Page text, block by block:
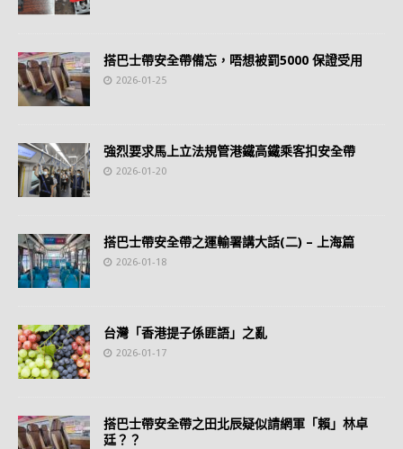
搭巴士帶安全帶備忘，唔想被罰5000 保證受用
2026-01-25
強烈要求馬上立法規管港鐵高鐵乘客扣安全帶
2026-01-20
搭巴士帶安全帶之運輸署講大話(二) – 上海篇
2026-01-18
台灣「香港提子係匪語」之亂
2026-01-17
搭巴士帶安全帶之田北辰疑似請網軍「賴」林卓
廷？？